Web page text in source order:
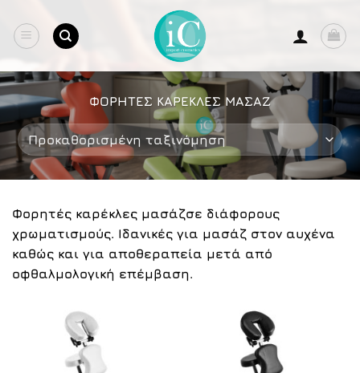
στο
περιεχόμενο
ΦΟΡΗΤΕΣ ΚΑΡΕΚΛΕΣ ΜΑΣΑΖ
Φορητές καρέκλες μασάζσε διάφορους
χρωματισμούς. Ιδανικές για μασάζ στον αυχένα
καθώς και για αποθεραπεία μετά από
οφθαλμολογική επέμβαση.